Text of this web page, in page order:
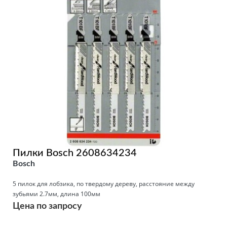
Пилки Bosch 2608634234
Bosch
5 пилок для лобзика, по твердому дереву, расстояние между
зубьями 2.7мм, длина 100мм
Цена по запросу